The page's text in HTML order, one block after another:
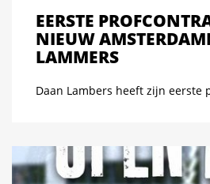
EERSTE
NIEUW
LAMMERS
Daan Lambers heeft zijn eerste